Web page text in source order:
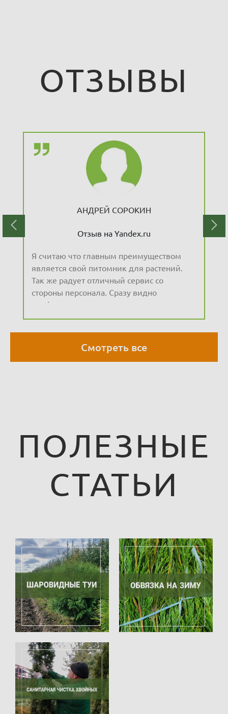
ОТЗЫВЫ
CВЕТЛАНА ТРОФИМОВА
Отзыв на Yandex.ru
Огромный выбор хвойных, фруктовых,
лиственных, красиво и аккуратно
подстриженных деревьев. Много редких
и интересных растений. Есть также
взрослые огромные хвойные. На любой
проект дизайнеров и на любой вкус
многолетники. Также в наличии
Читать весь отзыв
Смотреть все
ПОЛЕЗНЫЕ
СТАТЬИ